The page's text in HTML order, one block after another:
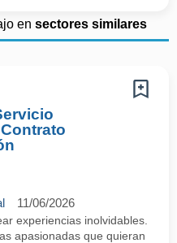
en sectores similares
11/06/2026
experiencias inolvidables.
apasionadas que quieran